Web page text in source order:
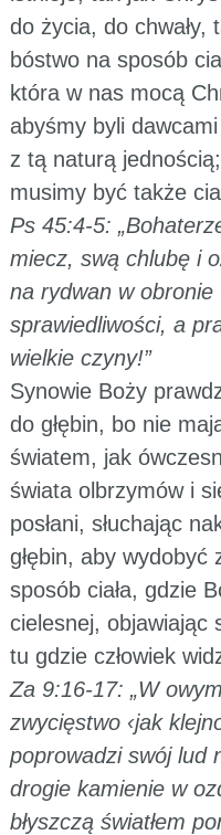
do życia, do chwały,
bóstwo na sposób
która w nas mocą
abyśmy byli
z tą naturą
musimy być także
Ps 45:4-5:
miecz, swą chlubę i
na rydwan w obronie
sprawiedliwości, a
wielkie czyny!”
Synowie Boży
do głębin, bo nie
światem, jak
świata olbrzymów i
posłani, słuchając
głębin, aby
sposób ciała, gdzie
cielesnej, objawiając
tu gdzie człowiek
Za 9:16-17: „W
zwycięstwo ‹jak
poprowadzi swój lud
drogie kamienie w
błyszczą światłem